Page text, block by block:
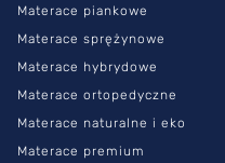
Materace piankowe
Materace sprężynowe
Materace hybrydowe
Materace ortopedyczne
Materace naturalne i eko
Materace premium